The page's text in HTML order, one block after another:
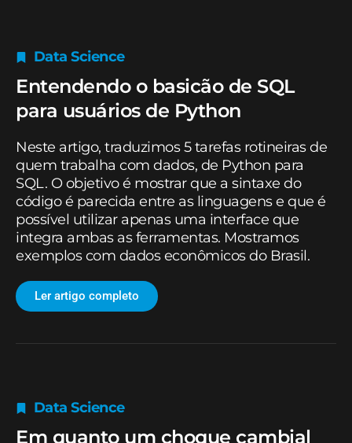
Data Science
Entendendo o basicão de SQL
para usuários de Python
Neste artigo, traduzimos 5 tarefas rotineiras de
quem trabalha com dados, de Python para
SQL. O objetivo é mostrar que a sintaxe do
código é parecida entre as linguagens e que é
possível utilizar apenas uma interface que
integra ambas as ferramentas. Mostramos
exemplos com dados econômicos do Brasil.
Ler artigo completo
Data Science
Em quanto um choque cambial